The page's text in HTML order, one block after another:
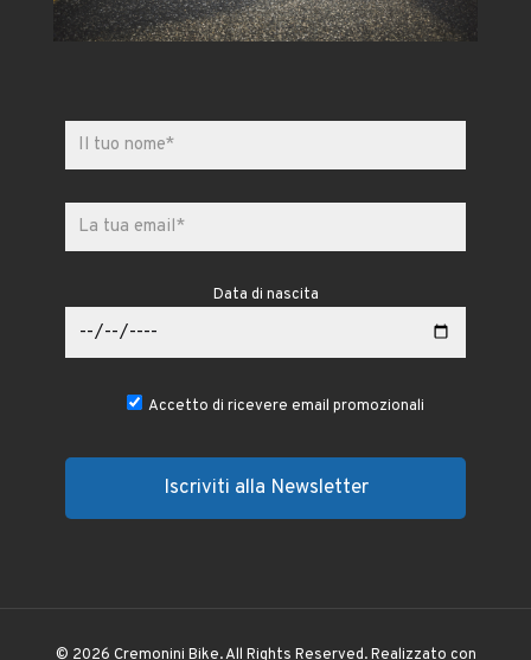
Data di nascita
Accetto di ricevere email promozionali
© 2026 Cremonini Bike. All Rights Reserved. Realizzato con